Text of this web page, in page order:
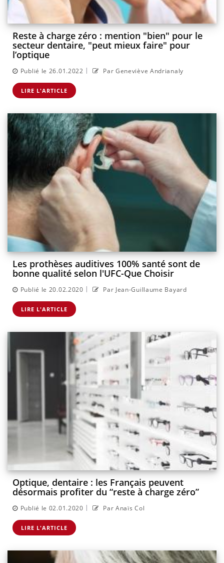
Reste à charge zéro : mention "bien" pour le
secteur dentaire, "peut mieux faire" pour
l’optique
Publié le 26.01.2022 | Par Geneviève Andrianaly
LIRE L'ARTICLE
Les prothèses auditives 100% santé sont de
bonne qualité selon l'UFC-Que Choisir
Publié le 20.02.2020 | Par Jean-Guillaume Bayard
LIRE L'ARTICLE
Optique, dentaire : les Français peuvent
désormais profiter du “reste à charge zéro”
Publié le 02.01.2020 | Par Anaïs Col
LIRE L'ARTICLE